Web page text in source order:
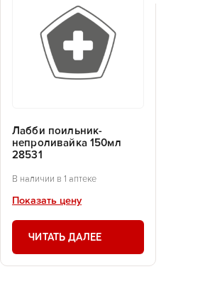
Лабби поильник-
непроливайка 150мл
28531
В наличии в 1 аптеке
Показать цену
ЧИТАТЬ ДАЛЕЕ